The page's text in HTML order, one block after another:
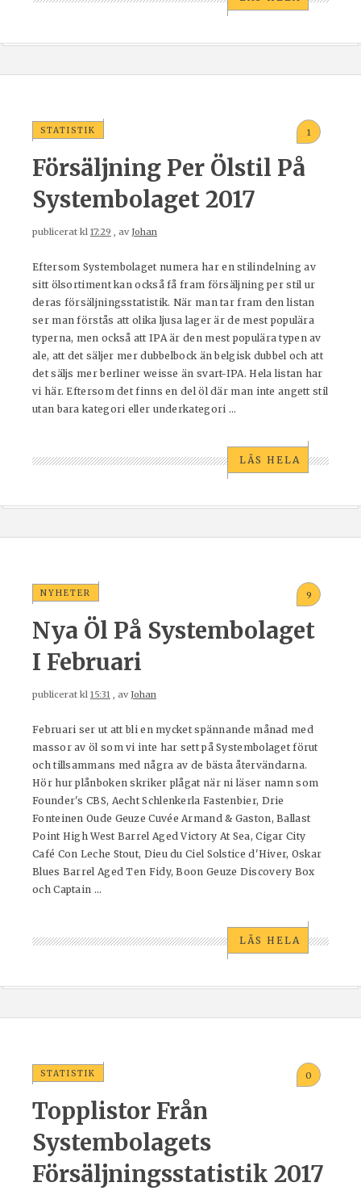
STATISTIK 1
Försäljning Per Ölstil På
Systembolaget 2017
publicerat kl 17:29 , avJohan
Eftersom Systembolaget numera har en stilindelning av
sitt ölsortiment kan också få fram försäljning per stil ur
deras försäljningsstatistik. När man tar fram den listan
ser man förstås att olika ljusa lager är de mest populära
typerna, men också att IPA är den mest populära typen av
ale, att det säljer mer dubbelbock än belgisk dubbel och att
det säljs mer berliner weisse än svart-IPA. Hela listan har
vi här. Eftersom det finns en del öl där man inte angett stil
utan bara kategori eller underkategori ...
LÄS HELA
NYHETER 9
Nya Öl På Systembolaget
I Februari
publicerat kl 15:31 , avJohan
Februari ser ut att bli en mycket spännande månad med
massor av öl som vi inte har sett på Systembolaget förut
och tillsammans med några av de bästa återvändarna.
Hör hur plånboken skriker plågat när ni läser namn som
Founder's CBS, Aecht Schlenkerla Fastenbier, Drie
Fonteinen Oude Geuze Cuvée Armand & Gaston, Ballast
Point High West Barrel Aged Victory At Sea, Cigar City
Café Con Leche Stout, Dieu du Ciel Solstice d'Hiver, Oskar
Blues Barrel Aged Ten Fidy, Boon Geuze Discovery Box
och Captain ...
LÄS HELA
STATISTIK 0
Topplistor Från
Systembolagets
Försäljningsstatistik 2017